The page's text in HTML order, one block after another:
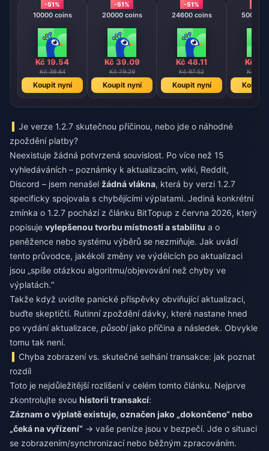
-51%
10000 coins
Kč 19.54
Kč 39.64
Koupit nyní
-51%
20000 coins
Kč 39.09
Kč 79.29
Koupit nyní
-51%
24600 coins
Kč 48.11
Kč 97.52
Koupit nyní
50000
Kč
Kč
Koupit
Je verze 1.2.7 skutečnou příčinou, nebo jde o náhodné
zpoždění platby?
Neexistuje žádná potvrzená souvislost. Po více než 15
vyhledáváních – poznámky k aktualizacím, wiki, Reddit,
Discord – jsem nenašel žádná vlákna, která by verzi 1.2.7
specificky spojovala s chybějícími výplatami. Jediná konkrétní
zmínka o 1.2.7 pochází z článku BitTopup z června 2026, který
popisuje vylepšenou tvorbu místností a stabilitu a o
peněžence nebo systému výběrů se nezmiňuje. Jak uvádí
tento průvodce, jakékoli změny ve výdělcích po aktualizaci
jsou „spíše otázkou algoritmu/objevování než chyby ve
výplatách.“
Takže když uvidíte panické příspěvky obviňující aktualizaci,
buďte skeptičtí. Rutinní zpoždění dávky, které nastane hned
po vydání aktualizace, působíjako příčina a následek. Obvykle
tomu tak není.
Chyba zobrazení vs. skutečné selhání transakce: jak poznat
rozdíl
Toto je nejdůležitější rozlišení v celém tomto článku. Nejprve
zkontrolujte svou historii transakcí:
Záznam o výplatě existuje, označen jako „dokončeno“ nebo
„čeká na vyřízení“ → vaše peníze jsou v bezpečí. Jde o situaci
se zobrazením/synchronizací nebo běžným zpracováním.